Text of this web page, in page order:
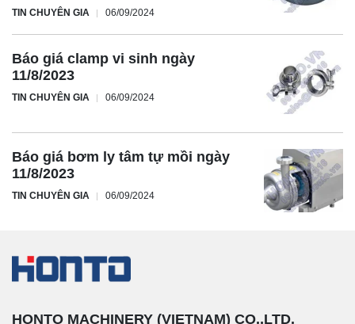
TIN CHUYÊN GIA 06/09/2024
Báo giá clamp vi sinh ngày
11/8/2023
TIN CHUYÊN GIA 06/09/2024
Báo giá bơm ly tâm tự mồi ngày
11/8/2023
TIN CHUYÊN GIA 06/09/2024
HONTO MACHINERY (VIETNAM) CO.,LTD.